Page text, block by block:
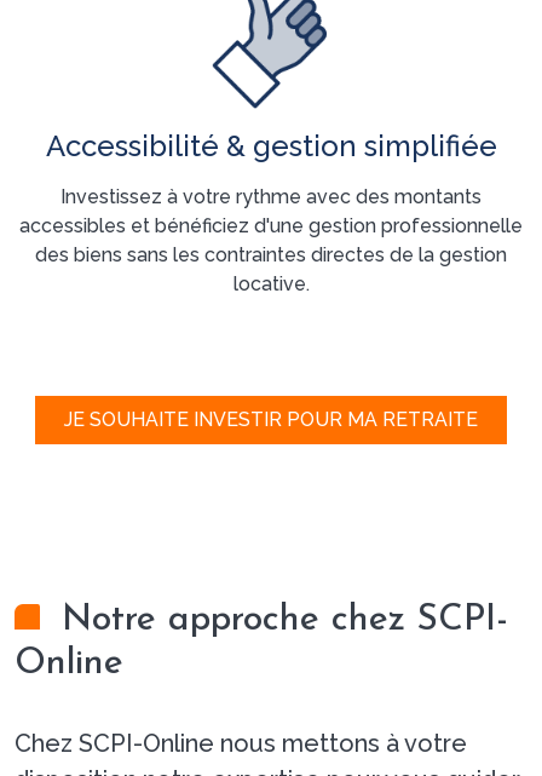
Accessibilité & gestion simplifiée
Investissez à votre rythme avec des montants
accessibles et bénéficiez d'une gestion professionnelle
des biens sans les contraintes directes de la gestion
locative.
JE SOUHAITE INVESTIR POUR MA RETRAITE
Notre approche chez SCPI-
Online
Chez SCPI-Online nous mettons à votre